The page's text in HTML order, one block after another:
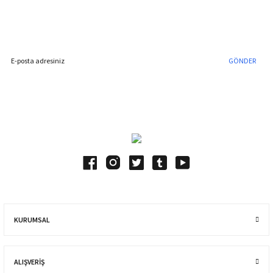
GÖNDER
KURUMSAL
ALIŞVERIŞ